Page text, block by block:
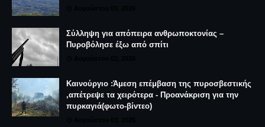
Σύλληψη για απόπειρα ανθρωποκτονίας –
Πυροβόλησε έξω από σπίτι
Καινούργιο :Άμεση επέμβαση της πυροσβεστικής
,απέτρεψε τα χειρότερα - Προανάκριση για την
πυρκαγιά(φωτο-βίντεο)